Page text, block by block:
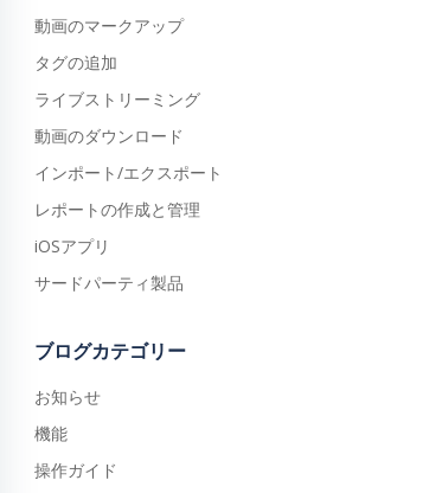
動画のマークアップ
タグの追加
ライブストリーミング
動画のダウンロード
インポート/エクスポート
レポートの作成と管理
iOSアプリ
サードパーティ製品
ブログカテゴリー
お知らせ
機能
操作ガイド